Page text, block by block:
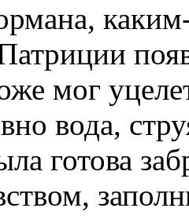
мог
вода,
готова